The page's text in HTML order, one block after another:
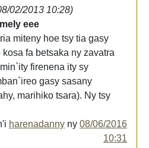
02/2013 10:28)
eee
miteny hoe tsy tia gasy
fa betsaka ny zavatra
firenena ity sy
gasy sasany
marihiko tsara). Ny tsy
harenadanny ny 08/06/2016
10:31